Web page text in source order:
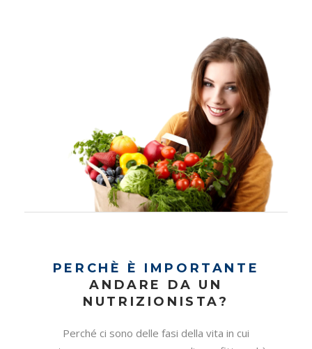
PERCHÈ È IMPORTANTE
ANDARE DA UN
NUTRIZIONISTA?
Perché ci sono delle fasi della vita in cui